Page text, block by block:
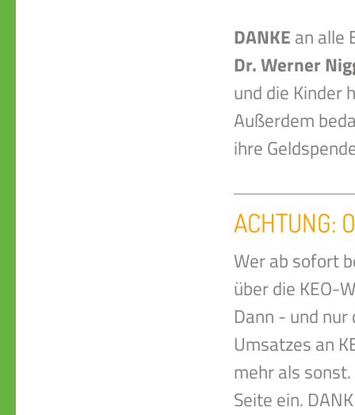
DANKE an alle
Dr. Werner
und die Kinder
Außerdem
ihre
ACHTUNG:
Wer ab sofort
über die KEO-
Dann - und
Umsatzes an
mehr als
Seite ein.